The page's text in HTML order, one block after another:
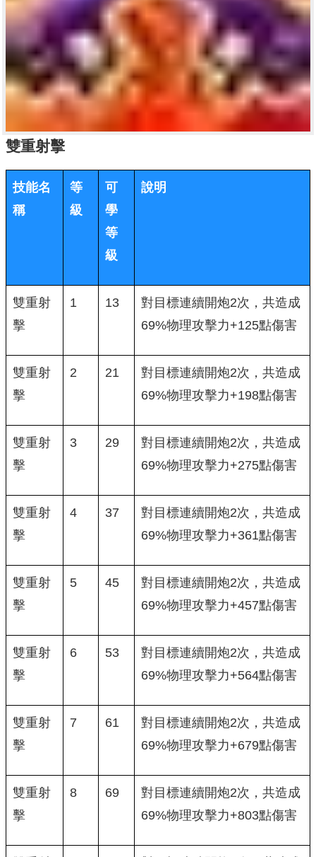
雙重射擊
技能名
稱
等
級
可
學
等
級
說明
雙重射
擊
1 13
對目標連續開炮2次，共造成
69%物理攻擊力+125點傷害
雙重射
擊
2 21
對目標連續開炮2次，共造成
69%物理攻擊力+198點傷害
雙重射
擊
3 29
對目標連續開炮2次，共造成
69%物理攻擊力+275點傷害
雙重射
擊
4 37
對目標連續開炮2次，共造成
69%物理攻擊力+361點傷害
雙重射
擊
5 45
對目標連續開炮2次，共造成
69%物理攻擊力+457點傷害
雙重射
擊
6 53
對目標連續開炮2次，共造成
69%物理攻擊力+564點傷害
雙重射
擊
7 61
對目標連續開炮2次，共造成
69%物理攻擊力+679點傷害
雙重射
擊
8 69
對目標連續開炮2次，共造成
69%物理攻擊力+803點傷害